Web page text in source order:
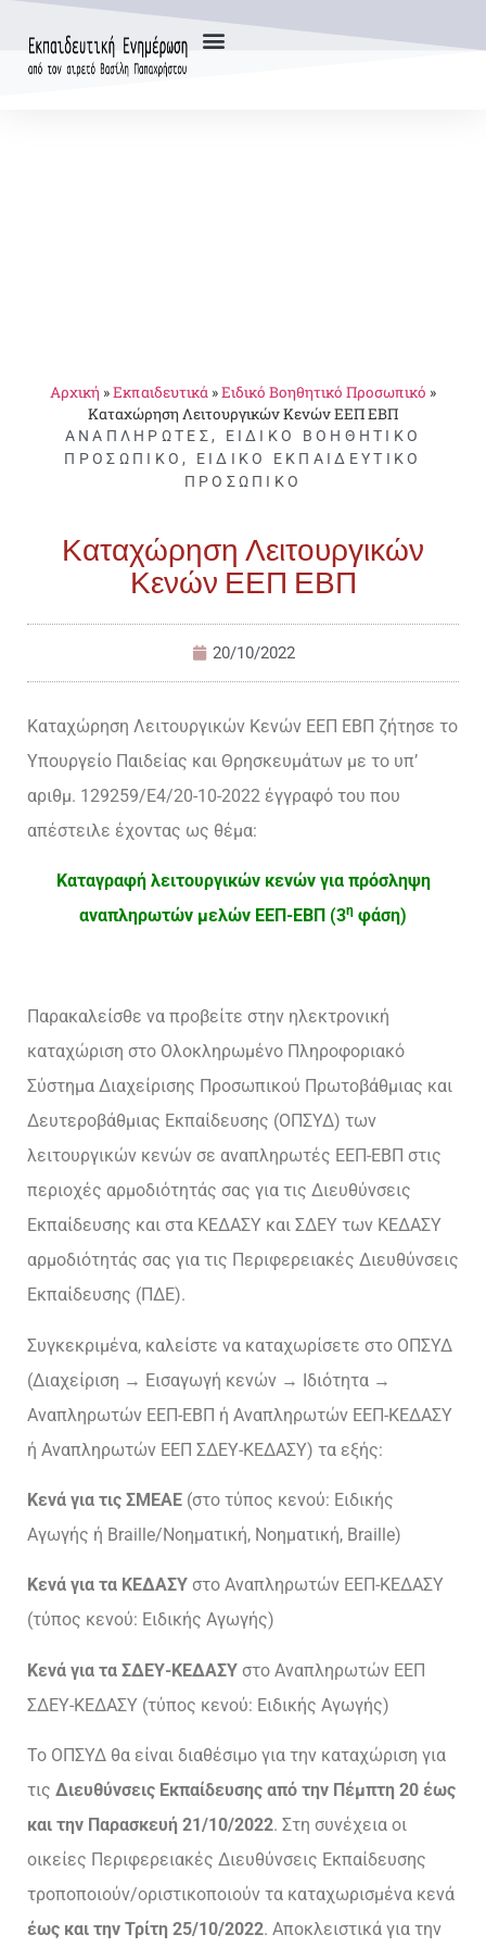
Αρχική »Εκπαιδευτικά »Ειδικό Βοηθητικό Προσωπικό »
Καταχώρηση Λειτουργικών Κενών ΕΕΠ ΕΒΠ
ΑΝΑΠΛΗΡΩΤΈΣ , ΕΙΔΙΚΌ ΒΟΗΘΗΤΙΚΌ
ΠΡΟΣΩΠΙΚΌ , ΕΙΔΙΚΌ ΕΚΠΑΙΔΕΥΤΙΚΌ
ΠΡΟΣΩΠΙΚΌ
Καταχώρηση Λειτουργικών
Κενών ΕΕΠ ΕΒΠ
20/10/2022
Καταχώρηση Λειτουργικών Κενών ΕΕΠ ΕΒΠ ζήτησε το
Υπουργείο Παιδείας και Θρησκευμάτων με το υπ’
αριθμ. 129259/Ε4/20-10-2022 έγγραφό του που
απέστειλε έχοντας ως θέμα:
Καταγραφή λειτουργικών κενών για πρόσληψη
αναπληρωτών μελών ΕΕΠ-ΕΒΠ (3η φάση)
Παρακαλείσθε να προβείτε στην ηλεκτρονική
καταχώριση στο Ολοκληρωμένο Πληροφοριακό
Σύστημα Διαχείρισης Προσωπικού Πρωτοβάθμιας και
Δευτεροβάθμιας Εκπαίδευσης (ΟΠΣΥΔ) των
λειτουργικών κενών σε αναπληρωτές ΕΕΠ-ΕΒΠ στις
περιοχές αρμοδιότητάς σας για τις Διευθύνσεις
Εκπαίδευσης και στα ΚΕΔΑΣΥ και ΣΔΕΥ των ΚΕΔΑΣΥ
αρμοδιότητάς σας για τις Περιφερειακές Διευθύνσεις
Εκπαίδευσης (ΠΔΕ).
Συγκεκριμένα, καλείστε να καταχωρίσετε στο ΟΠΣΥΔ
(Διαχείριση → Εισαγωγή κενών → Ιδιότητα →
Αναπληρωτών ΕΕΠ-ΕΒΠ ή Αναπληρωτών ΕΕΠ-ΚΕΔΑΣΥ
ή Αναπληρωτών ΕΕΠ ΣΔΕΥ-ΚΕΔΑΣΥ) τα εξής:
Κενά για τις ΣΜΕΑΕ (στο τύπος κενού: Ειδικής
Αγωγής ή Braille/Νοηματική, Νοηματική, Braille)
Κενά για τα ΚΕΔΑΣΥ στο Αναπληρωτών ΕΕΠ-ΚΕΔΑΣΥ
(τύπος κενού: Ειδικής Αγωγής)
Κενά για τα ΣΔΕΥ-ΚΕΔΑΣΥ στο Αναπληρωτών ΕΕΠ
ΣΔΕΥ-ΚΕΔΑΣΥ (τύπος κενού: Ειδικής Αγωγής)
Το ΟΠΣΥΔ θα είναι διαθέσιμο για την καταχώριση για
τις Διευθύνσεις Εκπαίδευσης από την Πέμπτη 20 έως
και την Παρασκευή 21/10/2022. Στη συνέχεια οι
οικείες Περιφερειακές Διευθύνσεις Εκπαίδευσης
τροποποιούν/οριστικοποιούν τα καταχωρισμένα κενά
έως και την Τρίτη 25/10/2022. Αποκλειστικά για την